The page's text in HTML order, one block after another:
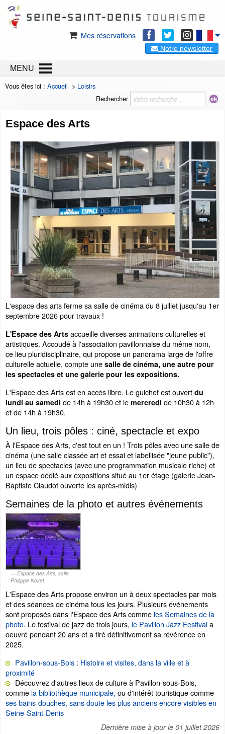
Mes réservations
Notre newsletter
MENU
Vous êtes ici : Accueil > Loisirs
Rechercher
Espace des Arts
L'espace des arts ferme sa salle de cinéma du 8 juillet jusqu'au 1er
septembre 2026 pour travaux !
L'Espace des Arts accueille diverses animations culturelles et
artistiques. Accoudé à l'association pavillonnaise du même nom,
ce lieu pluridisciplinaire, qui propose un panorama large de l'offre
culturelle actuelle, compte une salle de cinéma, une autre pour
les spectacles et une galerie pour les expositions.
L'Espace des Arts est en accès libre. Le guichet est ouvert du
lundi au samedi de 14h à 19h30 et le mercredi de 10h30 à 12h
et de 14h à 19h30.
Un lieu, trois pôles : ciné, spectacle et expo
À l'Espace des Arts, c'est tout en un ! Trois pôles avec une salle de
cinéma (une salle classée art et essai et labellisée "jeune public"),
un lieu de spectacles (avec une programmation musicale riche) et
un espace dédié aux expositions situé au 1er étage (galerie Jean-
Baptiste Claudot ouverte les après-midis)
Semaines de la photo et autres événements
Espace des Arts, salle
Philippe Noiret
L'Espace des Arts propose environ un à deux spectacles par mois
et des séances de cinéma tous les jours. Plusieurs événements
sont proposés dans l'Espace des Arts comme les Semaines de la
photo. Le festival de jazz de trois jours, le Pavillon Jazz Festivala
oeuvré pendant 20 ans et a tiré définitivement sa révérence en
2025.
Pavillon-sous-Bois : Histoire et visites, dans la ville et à
proximité
Découvrez d'autres lieux de culture à Pavillon-sous-Bois,
comme la bibliothèque municipale, ou d'intérêt touristique comme
ses bains-douches, sans doute les plus anciens encore visibles en
Seine-Saint-Denis
Dernière mise à jour le 01 juillet 2026